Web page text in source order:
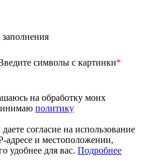
заполнения
символы с картинки*
на обработку моих
политику
согласие на использование
адресе и местоположении,
удобнее для вас. Подробнее